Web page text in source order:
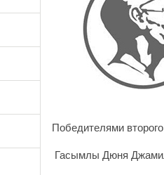
Победителями
Гасымлы Дюня